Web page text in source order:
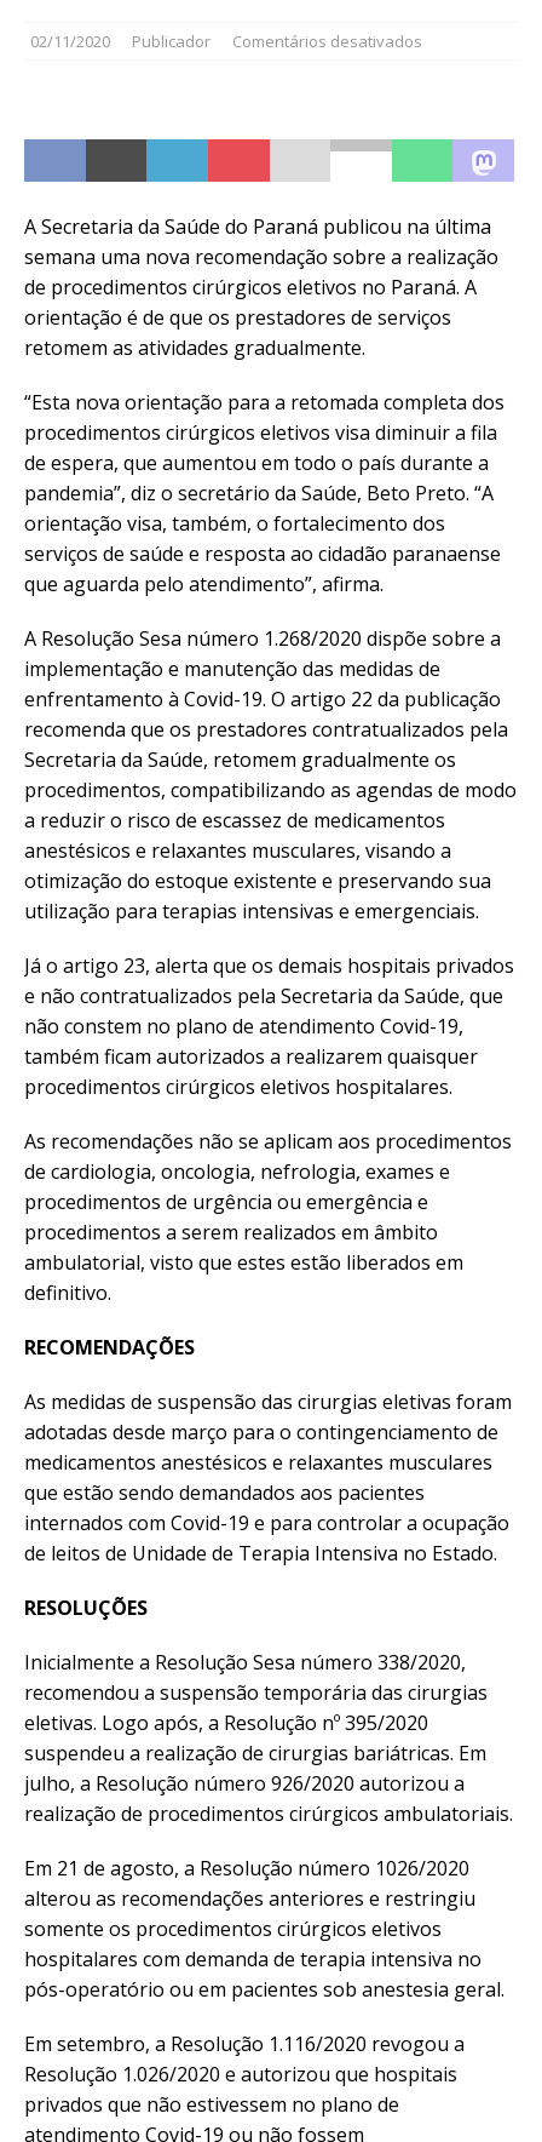
02/11/2020 Publicador Comentários desativados
A Secretaria da Saúde do Paraná publicou na última
semana uma nova recomendação sobre a realização
de procedimentos cirúrgicos eletivos no Paraná. A
orientação é de que os prestadores de serviços
retomem as atividades gradualmente.
“Esta nova orientação para a retomada completa dos
procedimentos cirúrgicos eletivos visa diminuir a fila
de espera, que aumentou em todo o país durante a
pandemia”, diz o secretário da Saúde, Beto Preto. “A
orientação visa, também, o fortalecimento dos
serviços de saúde e resposta ao cidadão paranaense
que aguarda pelo atendimento”, afirma.
A Resolução Sesa número 1.268/2020 dispõe sobre a
implementação e manutenção das medidas de
enfrentamento à Covid-19. O artigo 22 da publicação
recomenda que os prestadores contratualizados pela
Secretaria da Saúde, retomem gradualmente os
procedimentos, compatibilizando as agendas de modo
a reduzir o risco de escassez de medicamentos
anestésicos e relaxantes musculares, visando a
otimização do estoque existente e preservando sua
utilização para terapias intensivas e emergenciais.
Já o artigo 23, alerta que os demais hospitais privados
e não contratualizados pela Secretaria da Saúde, que
não constem no plano de atendimento Covid-19,
também ficam autorizados a realizarem quaisquer
procedimentos cirúrgicos eletivos hospitalares.
As recomendações não se aplicam aos procedimentos
de cardiologia, oncologia, nefrologia, exames e
procedimentos de urgência ou emergência e
procedimentos a serem realizados em âmbito
ambulatorial, visto que estes estão liberados em
definitivo.
RECOMENDAÇÕES
As medidas de suspensão das cirurgias eletivas foram
adotadas desde março para o contingenciamento de
medicamentos anestésicos e relaxantes musculares
que estão sendo demandados aos pacientes
internados com Covid-19 e para controlar a ocupação
de leitos de Unidade de Terapia Intensiva no Estado.
RESOLUÇÕES
Inicialmente a Resolução Sesa número 338/2020,
recomendou a suspensão temporária das cirurgias
eletivas. Logo após, a Resolução nº 395/2020
suspendeu a realização de cirurgias bariátricas. Em
julho, a Resolução número 926/2020 autorizou a
realização de procedimentos cirúrgicos ambulatoriais.
Em 21 de agosto, a Resolução número 1026/2020
alterou as recomendações anteriores e restringiu
somente os procedimentos cirúrgicos eletivos
hospitalares com demanda de terapia intensiva no
pós-operatório ou em pacientes sob anestesia geral.
Em setembro, a Resolução 1.116/2020 revogou a
Resolução 1.026/2020 e autorizou que hospitais
privados que não estivessem no plano de
atendimento Covid-19 ou não fossem